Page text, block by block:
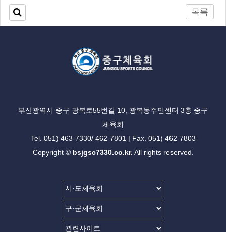
목록
부산광역시 중구 광복로55번길 10, 광복동주민센터 3층 중구
체육회
Tel. 051) 463-7330/ 462-7801 | Fax. 051) 462-7803
Copyright © bsjgsc7330.co.kr. All rights reserved.